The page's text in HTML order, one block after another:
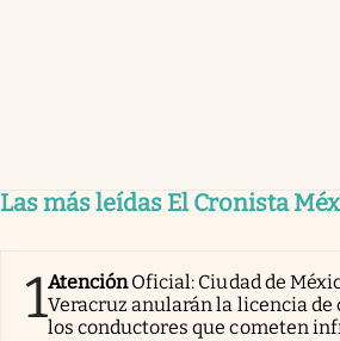
Las más leídas El Cronista
1AtenciónOficial: Ciudad de
Veracruz anularán la licencia de
los conductores que cometen